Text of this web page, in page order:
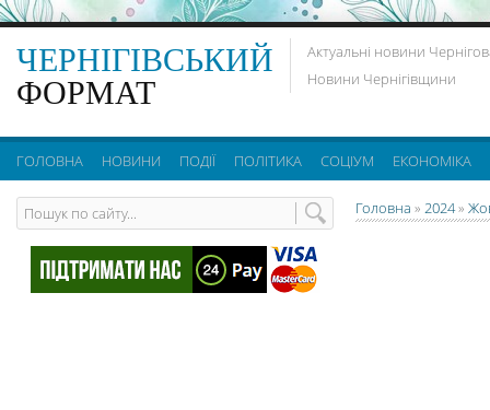
ЧЕРНІГІВСЬКИЙ
ФОРМАТ
Актуальні новини
Новини Чернігівщини
ГОЛОВНА НОВИНИ ПОДІЇ ПОЛІТИКА СОЦІУМ ЕКОНОМІКА
Головна » 2024»